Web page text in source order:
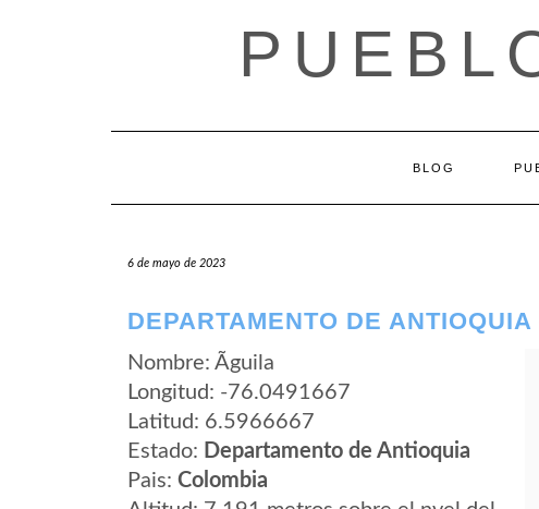
BLOG
6 de mayo de 2023
DEPARTAMENTO DE ANTIOQUIA
Nombre: Ãguila
Longitud: -76.0491667
Latitud: 6.5966667
Estado: Departamento de Antioquia
Pais: Colombia